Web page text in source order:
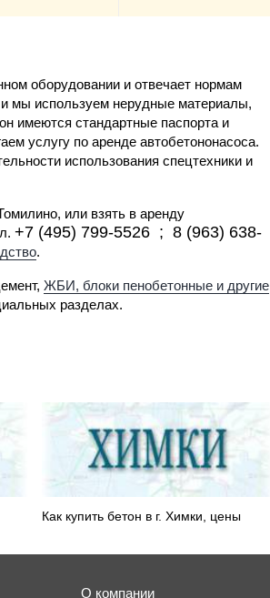
оборудовании и отвечает нормам
мы используем нерудные материалы,
имеются стандартные паспорта и
услугу по аренде автобетононасоса.
использования спецтехники и
или взять в аренду
+7 (495) 799-5526 ; 8 (963) 638-
.
ЖБИ, блоки пенобетонные и другие
разделах.
Как купить бетон в г. Химки, цены
О компании